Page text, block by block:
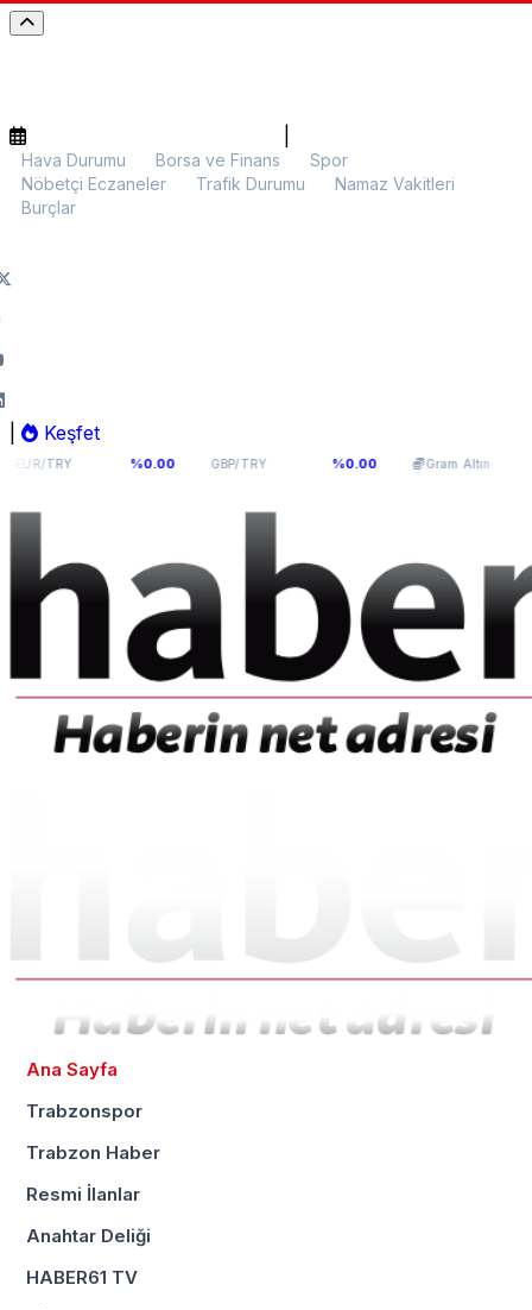
Hava Durumu Borsa ve Finans
Spor
Nöbetçi Eczaneler
Trafik Durumu
Namaz Vakitleri
Burçlar
Keşfet
%0.00 GBP/TRY 64,0893 %0.00 Gram Altın 5.970,15 %0.30
Ana Sayfa
Trabzonspor
Trabzon Haber
Resmi İlanlar
Anahtar Deliği
HABER61 TV